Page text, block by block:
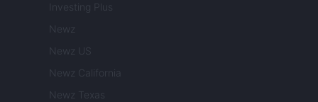
Investing Plus
Newz
Newz US
Newz California
Newz Texas